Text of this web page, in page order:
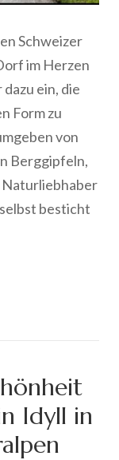
Schweizer
im Herzen
ein, die
Form zu
von
Berggipfeln,
Naturliebhaber
besticht
Idyll in